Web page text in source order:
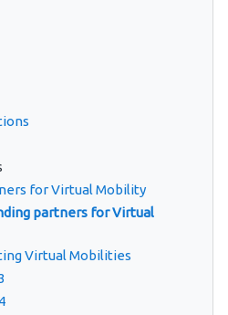
for Virtual Mobility
partners for Virtual
Virtual Mobilities